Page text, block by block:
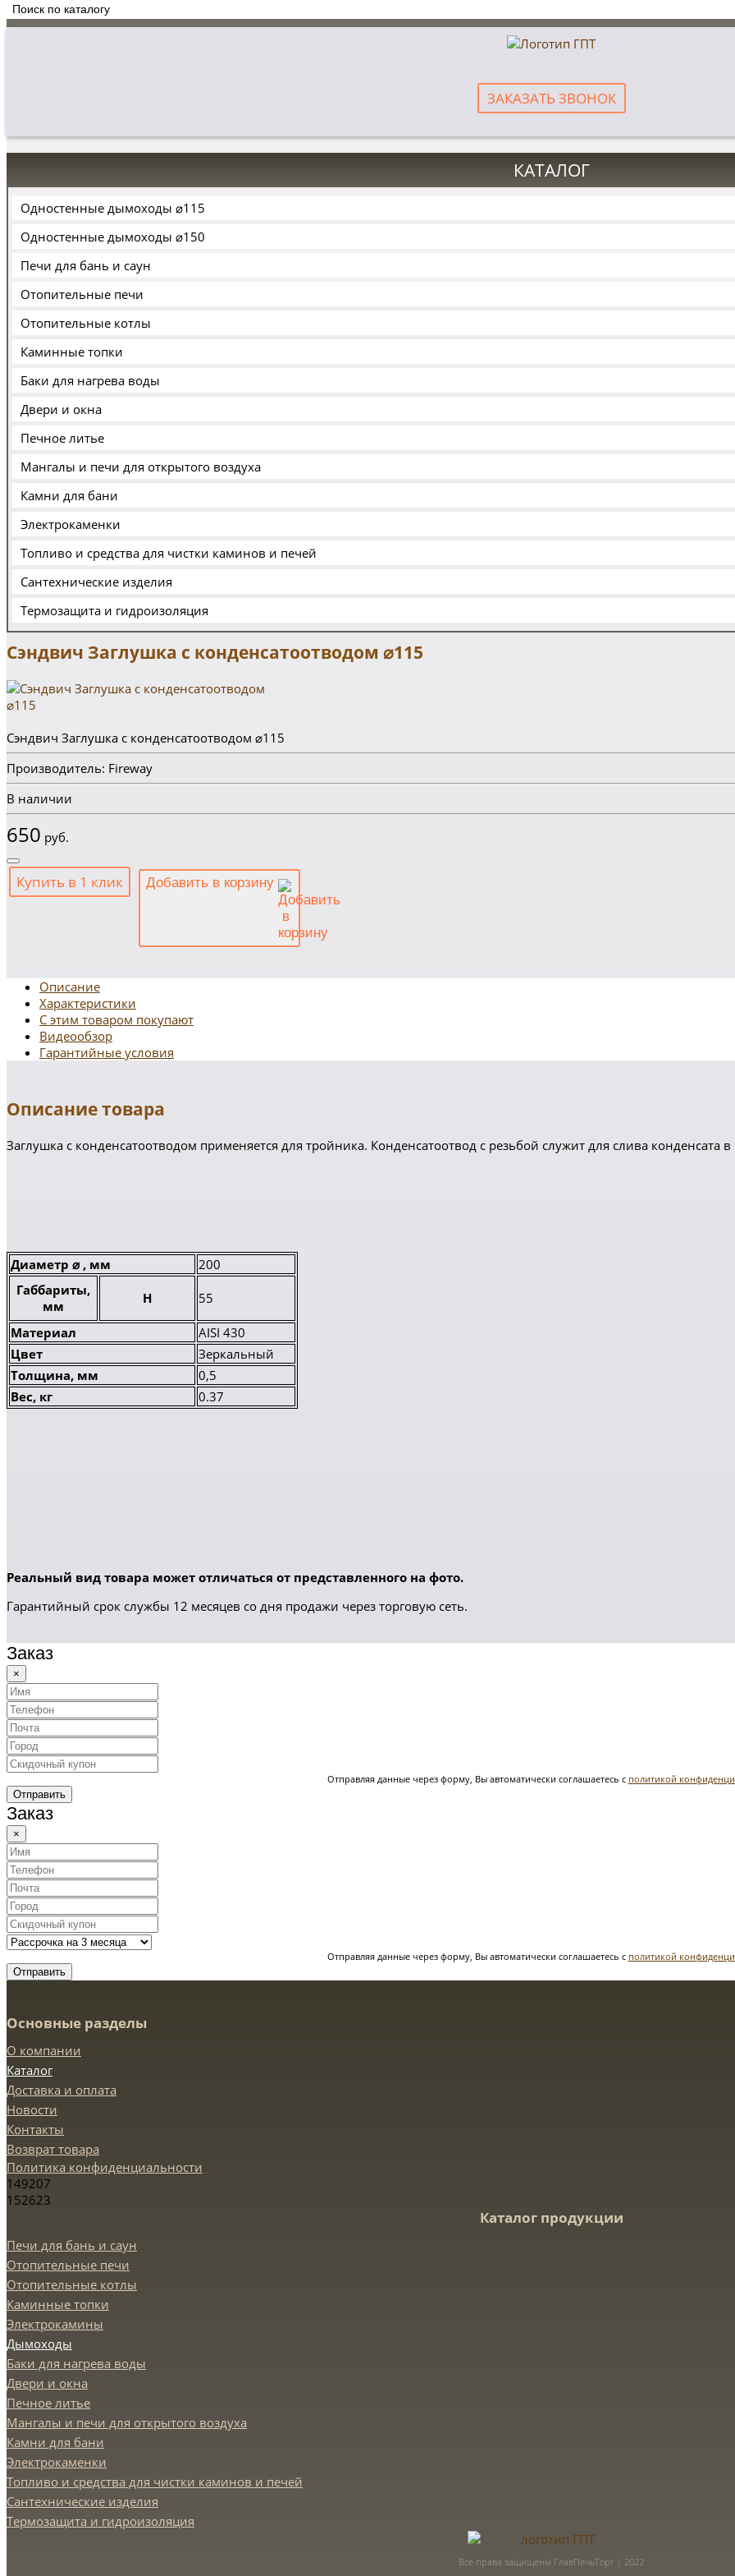
ЗАКАЗАТЬ ЗВОНОК
КАТАЛОГ
Одностенные дымоходы ⌀115
Одностенные дымоходы ⌀150
Печи для бань и саун
Отопительные печи
Отопительные котлы
Каминные топки
Баки для нагрева воды
Двери и окна
Печное литье
Мангалы и печи для открытого воздуха
Камни для бани
Электрокаменки
Топливо и средства для чистки каминов и печей
Сантехнические изделия
Термозащита и гидроизоляция
Сэндвич Заглушка с конденсатоотводом ⌀115
Сэндвич Заглушка с конденсатоотводом ⌀115
Производитель: Fireway
В наличии
650 руб.
Купить в 1 клик Добавить в корзину
Описание
Характеристики
С этим товаром покупают
Видеообзор
Гарантийные условия
Описание товара
Заглушка с конденсатоотводом применяется для тройника. Конденсатоотвод с резьбой служит для слива конденсата
Диаметр ⌀ , мм
200
Габбариты,
мм
H 55
Материал
AISI 430
Цвет
Зеркальный
Толщина, мм
0,5
Вес, кг
0.37
Реальный вид товара может отличаться от представленного на фото.
Гарантийный срок службы 12 месяцев со дня продажи через торговую сеть.
Заказ
×
Отправляя данные через форму, Вы автоматически соглашаетесь с политикой
Отправить
Заказ
×
Отправляя данные через форму, Вы автоматически соглашаетесь с политикой
Отправить
Основные разделы
О компании
Каталог
Доставка и оплата
Новости
Контакты
Возврат товара
Политика конфиденциальности
149207
152623
Каталог продукции
Печи для бань и саун
Отопительные печи
Отопительные котлы
Каминные топки
Электрокамины
Дымоходы
Баки для нагрева воды
Двери и окна
Печное литье
Мангалы и печи для открытого воздуха
Камни для бани
Электрокаменки
Топливо и средства для чистки каминов и печей
Сантехнические изделия
Термозащита и гидроизоляция
Все права защищены ГлавПечьТорг | 2022